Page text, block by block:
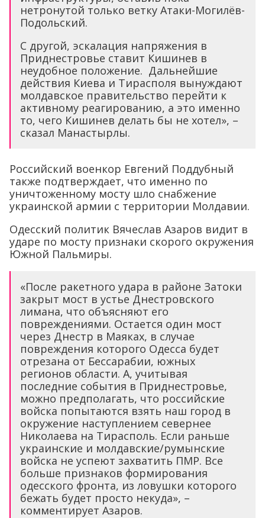
нетронутой только ветку Атаки-Могилёв-
Подольский.
С другой, эскалация напряжения в
Приднестровье ставит Кишинев в
неудобное положение. Дальнейшие
действия Киева и Тирасполя вынуждают
молдавское правительство перейти к
активному реагированию, а это именно
то, чего Кишинев делать бы не хотел», –
сказал Манастырлы.
Российский военкор Евгений Поддубный
также подтверждает, что именно по
уничтоженному мосту шло снабжение
украинской армии с территории Молдавии.
Одесский политик Вячеслав Азаров видит в
ударе по мосту признаки скорого окружения
Южной Пальмиры.
«После ракетного удара в районе Затоки
закрыт мост в устье Днестровского
лимана, что объясняют его
повреждениями. Остается один мост
через Днестр в Маяках, в случае
повреждения которого Одесса будет
отрезана от Бессарабии, южных
регионов области. А, учитывая
последние события в Приднестровье,
можно предполагать, что российские
войска попытаются взять наш город в
окружение наступлением севернее
Николаева на Тирасполь. Если раньше
украинские и молдавские/румынские
войска не успеют захватить ПМР. Все
больше признаков формирования
одесского фронта, из ловушки которого
бежать будет просто некуда», –
комментирует Азаров.